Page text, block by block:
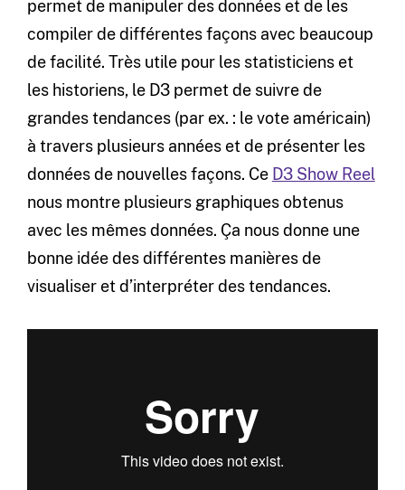
permet de manipuler des données et de les
compiler de différentes façons avec beaucoup
de facilité. Très utile pour les statisticiens et
les historiens, le D3 permet de suivre de
grandes tendances (par ex. : le vote américain)
à travers plusieurs années et de présenter les
données de nouvelles façons. Ce D3 Show Reel
nous montre plusieurs graphiques obtenus
avec les mêmes données. Ça nous donne une
bonne idée des différentes manières de
visualiser et d’interpréter des tendances.